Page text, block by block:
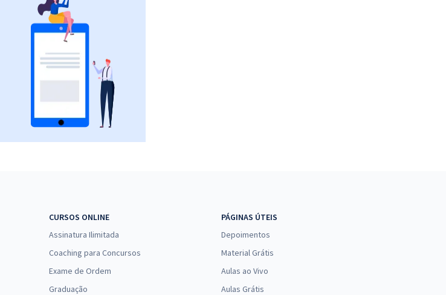
CURSOS ONLINE
Assinatura Ilimitada
Coaching para Concursos
Exame de Ordem
Graduação
PÁGINAS ÚTEIS
Depoimentos
Material Grátis
Aulas ao Vivo
Aulas Grátis